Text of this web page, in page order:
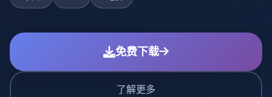
免费下载
了解更多